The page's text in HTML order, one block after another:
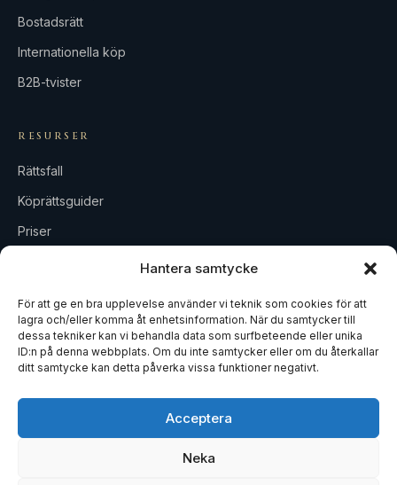
Hantera samtycke
För att ge en bra upplevelse använder vi teknik som cookies för att
lagra och/eller komma åt enhetsinformation. När du samtycker till
dessa tekniker kan vi behandla data som surfbeteende eller unika
ID:n på denna webbplats. Om du inte samtycker eller om du återkallar
ditt samtycke kan detta påverka vissa funktioner negativt.
Acceptera
Neka
Bostadsrätt
Internationella köp
B2B-tvister
RESURSER
Rättsfall
Köprättsguider
Priser
BYRÅN